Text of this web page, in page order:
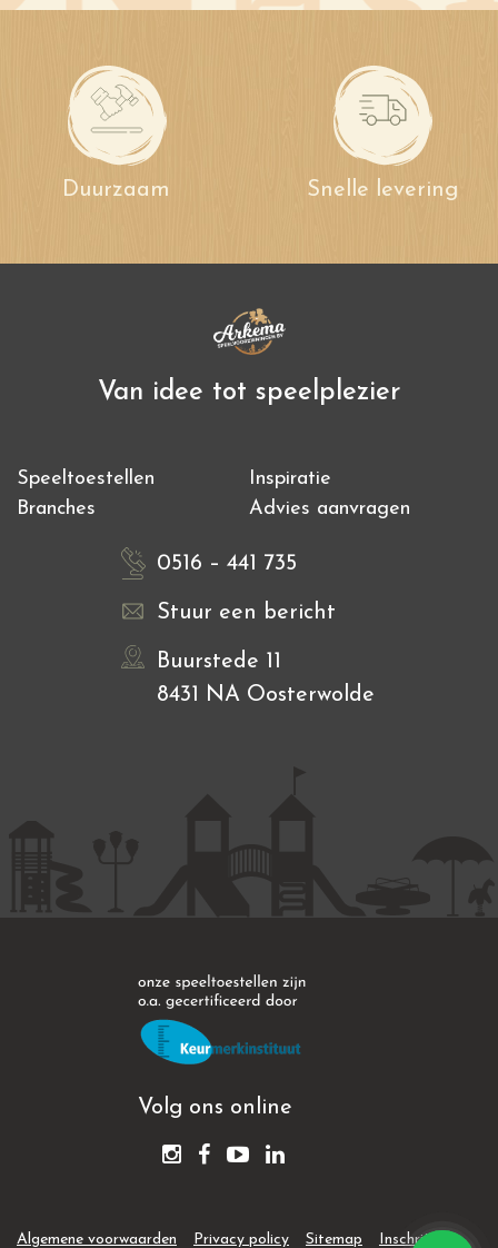
Snelle levering Zeer hoge kwaliteit
Van idee tot speelplezier
Speeltoestellen
Inspiratie
Branches
Advies aanvragen
0516 – 441 735
Stuur een bericht
Buurstede 11
8431 NA Oosterwolde
Volg ons online
Algemene voorwaarden Privacy policy Sitemap Inschrijven